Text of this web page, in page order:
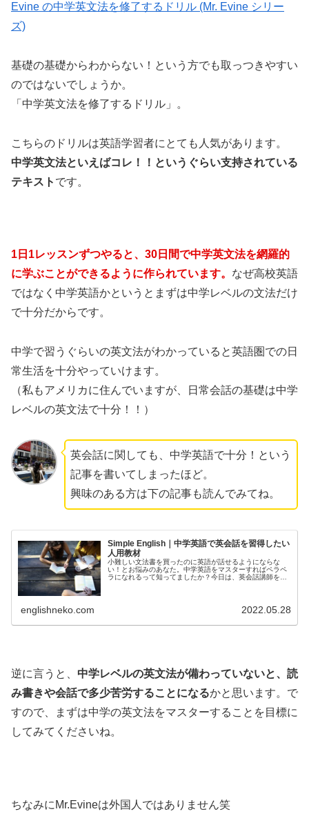
Evine の中学英文法を修了するドリル (Mr. Evine シリー
ズ)
基礎の基礎からわからない！という方でも取っつきやすい
のではないでしょうか。
「中学英文法を修了するドリル」。
こちらのドリルは英語学習者にとても人気があります。
中学英文法といえばコレ！！というぐらい支持されている
テキスト です。
1日1レッスンずつやると、30日間で中学英文法を網羅的
に学ぶことができるように作られています。 なぜ高校英語
ではなく中学英語かというとまずは中学レベルの文法だけ
で十分だからです。
中学で習うぐらいの英文法がわかっていると英語圏での日
常生活を十分やっていけます。
（私もアメリカに住んでいますが、日常会話の基礎は中学
レベルの英文法で十分！！）
英会話に関しても、中学英語で十分！という
記事を書いてしまったほど。
興味のある方は下の記事も読んでみてね。
Simple English｜中学英語で英会話を習得したい
人用教材
小難しい文法書を買ったのに英語が話せるようにならな
い！とお悩みのあなた。中学英語をマスターすればペラペ
ラになれるって知ってましたか？今日は、英会話講師をし
englishneko.com 2022.05.28
逆に言うと、 中学レベルの英文法が備わっていないと、読
み書きや会話で多少苦労することになるかと思います。で
すので、まずは中学の英文法をマスターすることを目標に
してみてくださいね。
ちなみにMr.Evineは外国人ではありません笑